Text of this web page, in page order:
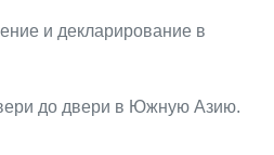
и декларирование в
до двери в Южную Азию.